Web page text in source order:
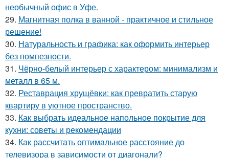
необычный офис в Уфе.
29. Магнитная полка в ванной - практичное и стильное
решение!
30. Натуральность и графика: как оформить интерьер
без помпезности.
31. Чёрно-белый интерьер с характером: минимализм и
металл в 65 м.
32. Реставрация хрущёвки: как превратить старую
квартиру в уютное пространство.
33. Как выбрать идеальное напольное покрытие для
кухни: советы и рекомендации
34. Как рассчитать оптимальное расстояние до
телевизора в зависимости от диагонали?